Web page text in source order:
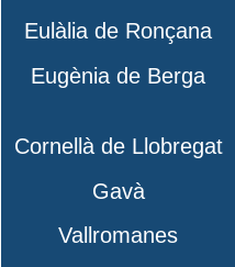
Eulàlia de Ronçana
Eugènia de Berga
Cornellà de Llobregat
Gavà
Vallromanes